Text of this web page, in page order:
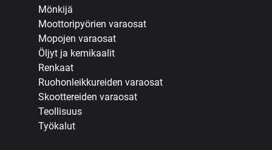
Mönkijä
Moottoripyörien varaosat
Mopojen varaosat
Öljyt ja kemikaalit
Renkaat
Ruohonleikkureiden varaosat
Skoottereiden varaosat
Teollisuus
Työkalut